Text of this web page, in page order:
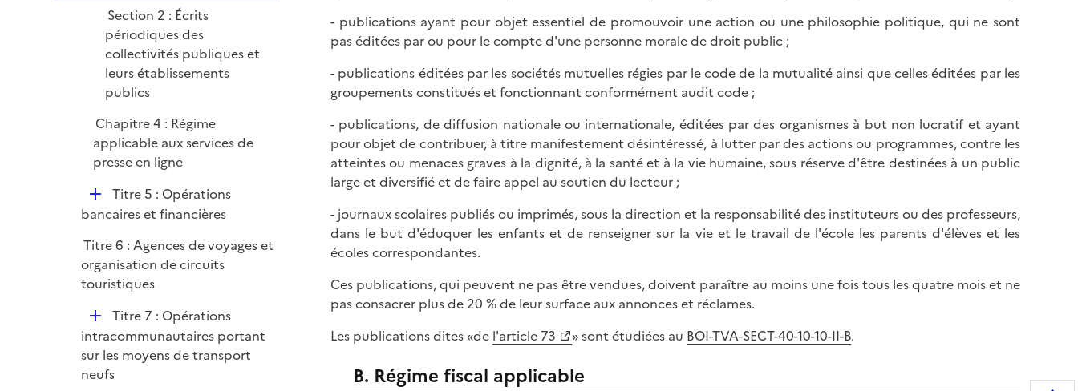
Section 2 : Écrits
périodiques des
collectivités publiques et
leurs établissements
publics
Chapitre 4 : Régime
applicable aux services de
presse en ligne
D
é
l
i
e
Titre 5 : Opérations
bancaires et financières
Titre 6 : Agences de voyages et
organisation de circuits
touristiques
D
é
p
l
Titre 7 : Opérations
intracommunautaires portant
sur les moyens de transport
neufs
- publications ayant pour objet essentiel de promouvoir une action ou une philosophie politique, qui ne sont
pas éditées par ou pour le compte d'une personne morale de droit public ;
- publications éditées par les sociétés mutuelles régies par le code de la mutualité ainsi que celles éditées par les
groupements constitués et fonctionnant conformément audit code ;
- publications, de diffusion nationale ou internationale, éditées par des organismes à but non lucratif et ayant
pour objet de contribuer, à titre manifestement désintéressé, à lutter par des actions ou programmes, contre les
atteintes ou menaces graves à la dignité, à la santé et à la vie humaine, sous réserve d'être destinées à un public
large et diversifié et de faire appel au soutien du lecteur ;
- journaux scolaires publiés ou imprimés, sous la direction et la responsabilité des instituteurs ou des professeurs,
dans le but d'éduquer les enfants et de renseigner sur la vie et le travail de l'école les parents d'élèves et les
écoles correspondantes.
Ces publications, qui peuvent ne pas être vendues, doivent paraître au moins une fois tous les quatre mois et ne
pas consacrer plus de 20 % de leur surface aux annonces et réclames.
Les publications dites «de l'article 73 » sont étudiées au BOI-TVA-SECT-40-10-10-II-B.
B. Régime fiscal applicable